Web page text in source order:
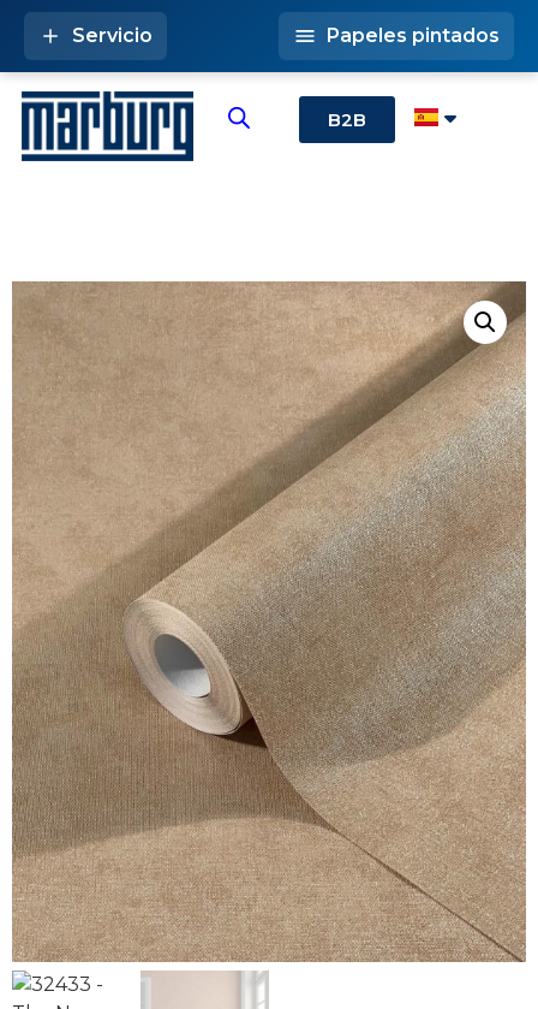
B2B
Servicio Papeles pintados